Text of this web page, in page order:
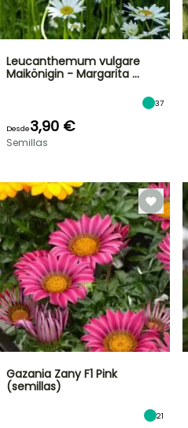
Leucanthemum vulgare
Maikönigin - Margarita …
37
Desde3,90 €
Semillas
Gazania Zany F1 Pink
(semillas)
21